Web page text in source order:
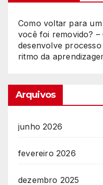
Como voltar para
você foi removido? –
desenvolve
ritmo da
Arquivos
junho 2026
fevereiro 2026
dezembro 2025